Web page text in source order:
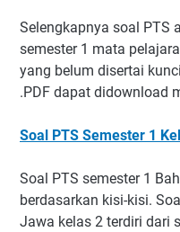
Selengkapnya soal PTS
semester 1 mata
yang belum disertai
.PDF dapat didownload
Soal PTS Semester 1
Soal PTS semester 1
berdasarkan kisi-kisi.
Jawa kelas 2 terdiri dari